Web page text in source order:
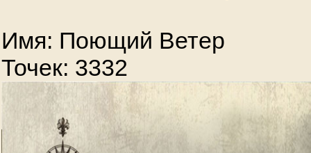
Имя: Поющий Ветер
Точек: 3332